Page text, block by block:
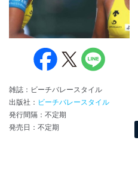
雑誌：ビーチバレースタイル
出版社： ビーチバレースタイル
発行間隔：不定期
発売日：不定期